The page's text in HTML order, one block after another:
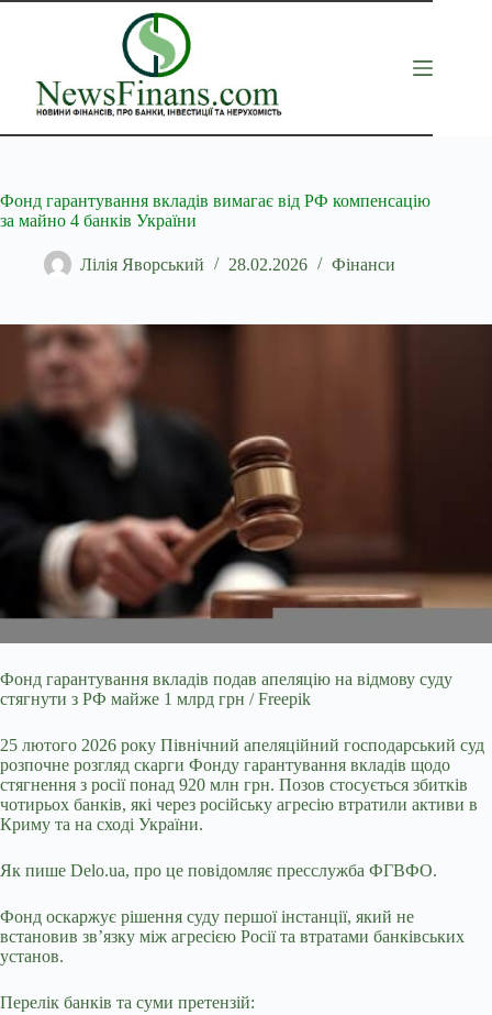
Перейти
Фонд гарантування вкладів вимагає від РФ компенсацію
за майно 4 банків України
Лілія Яворський 28.02.2026 Фінанси
Фонд гарантування вкладів подав апеляцію на відмову суду
стягнути з РФ майже 1 млрд грн / Freepik
25 лютого 2026 року Північний апеляційний господарський суд
розпочне розгляд скарги Фонду гарантування вкладів щодо
стягнення з росії понад 920 млн грн. Позов стосується збитків
чотирьох банків, які через російську агресію втратили активи в
Криму та на сході України.
Як пише Delo.ua, про це повідомляє пресслужба ФГВФО.
Фонд оскаржує рішення суду першої інстанції, який не
встановив зв’язку між агресією Росії та втратами банківських
установ.
Перелік банків та суми претензій: